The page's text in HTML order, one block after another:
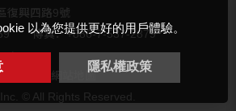
以為您提供更好的用戶體驗。
隱私權政策
復興四路9號
傳真：+886-7-537-2879
政策
網站地圖
© All Rights Reserved.